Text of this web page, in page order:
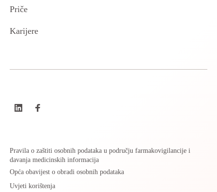
Priče
Karijere
Pravila o zaštiti osobnih podataka u području farmakovigilancije i
davanja medicinskih informacija
Opća obavijest o obradi osobnih podataka
Uvjeti korištenja